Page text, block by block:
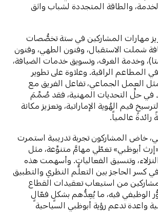
والطاقة المتجددة لشباب واثق
مهارات المشاركين في ستة تخصُّصات
شملت الاستقبال، وفنون الطهي، وفنون
وخدمة الغرف، وتسويق خدمات الضيافة،
المطاعم الراقية. وعلاوة على تطوير
العمل الجماعي، تفاعل الفريق مع
في حلِّ التحديات المهنية، فقد صُمِّمَ
قيم الهُوية الإماراتية، وتعزيز مكانة
عالمياً.
خاض المشاركون تجربة تدريبية استمرت
أبوظبي» تغطّي مهامَّ متنوِّعة، مثل
وتنسيق الفعاليات. وأسهمت هذه
كسر الحاجز بين التعلُّم النظري والتطبيق
من استيعاب تعقيدات القطاع
فيه، ما يُعِدُّهم بشكلٍ فعّالٍ
واعدة تدعم رؤية أبوظبي السياحية